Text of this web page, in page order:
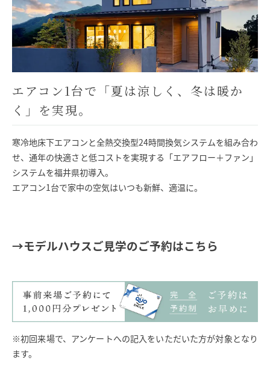
エアコン1台で「夏は涼しく、冬は暖か
く」を実現。
寒冷地床下エアコンと全熱交換型24時間換気システムを組み合わ
せ、通年の快適さと低コストを実現する「エアフロー＋ファン」
システムを福井県初導入。
エアコン1台で家中の空気はいつも新鮮、適温に。
→モデルハウスご見学のご予約はこちら
※初回来場で、アンケートへの記入をいただいた方が対象となり
ます。